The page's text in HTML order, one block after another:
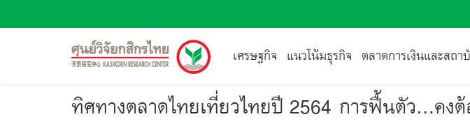
เศรษฐกิจ แนวโน้มธุรกิจ ตลาดการเงินและสถา